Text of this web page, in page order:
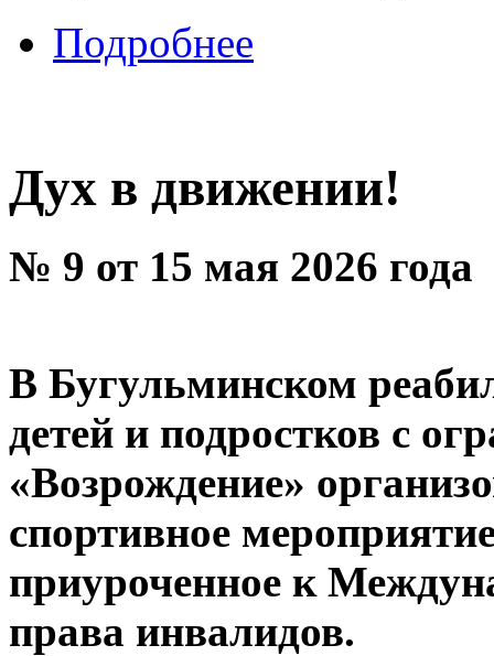
Подробнее
Дух в движении!
№ 9 от 15 мая 2026 года
В Бугульминском
детей и подростков с
«Возрождение»
спортивное
приуроченное к
права инвалидов.